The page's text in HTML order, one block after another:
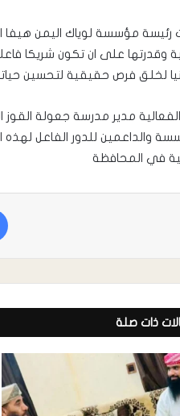
رئيسة مؤسسة لوياك اليمن هيفا
وقدرتها على ان تكون شريكا
لخلق فرص حقيقية لتحسين
مدير مدرسة جعولة القوز
والداعمين للدور الفاعل
في المحافظة
ذات صلة